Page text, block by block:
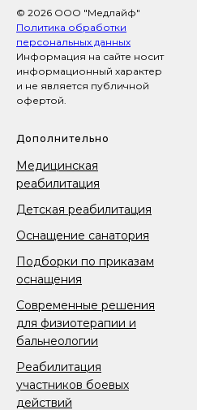
© 2026 ООО "Медлайф"
Политика обработки
персональных данных
Информация на сайте носит
информационный характер
и не является публичной
офертой.
Дополнительно
Медицинская
реабилитация
Детская реабилитация
Оснащение санатория
Подборки по приказам
оснащения
Современные решения
для физиотерапии и
бальнеологии
Реабилитация
участников боевых
действий